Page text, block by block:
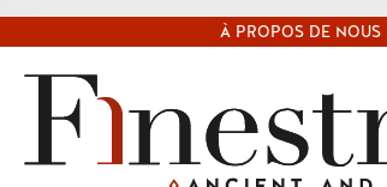
À PROPOS DE NOUS